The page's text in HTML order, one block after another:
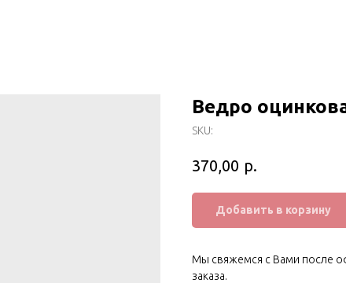
Ведро
SKU:
370,00 р.
Добавить в корзину
Мы свяжемся с Вами после
заказа.